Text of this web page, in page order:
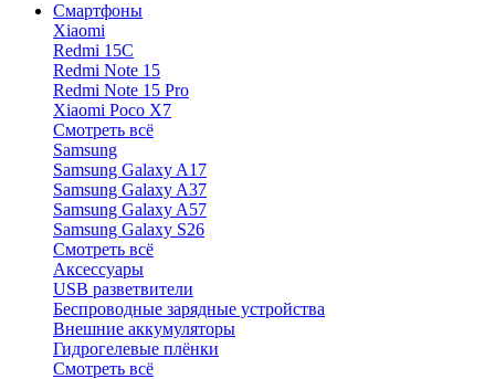
Смартфоны
Xiaomi
Redmi 15C
Redmi Note 15
Redmi Note 15 Pro
Xiaomi Poco X7
Смотреть всё
Samsung
Samsung Galaxy A17
Samsung Galaxy A37
Samsung Galaxy A57
Samsung Galaxy S26
Смотреть всё
Аксессуары
USB разветвители
Беспроводные зарядные устройства
Внешние аккумуляторы
Гидрогелевые плёнки
Смотреть всё